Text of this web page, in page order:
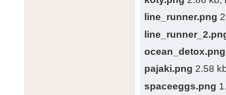
line_runner.png
ocean_detox.png
pajaki.png 2.58
spaceeggs.png